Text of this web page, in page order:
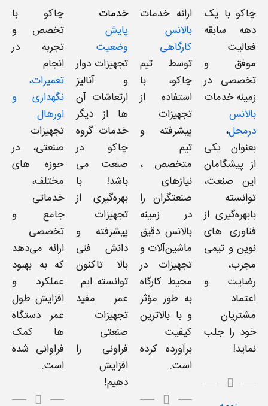
چاکو با یک
دهه سابقه‌
فعالیت
موفق و
تخصصی در
زمینه خدمات
بالانس
درمحل،
بعنوان یکی
از پیشگامان
این صنعت،
توانسته
بابهره‌گیری از
فناوری های
نوین و تیمی
مجرب،
رضایت و
اعتماد
مشتریان
خود را جلب
نماید!
ارائه خدمات
بالانس
کارگاهی
توسط تیم
چاکو، با
استفاده از
تجهیزات
پیشرفته و
تیم
متخصص ،
نیازهای
صنعتگران را
در زمینه
بالانس دقیق
ماشین‌آلات و
تجهیزات در
محیط کارگاه
به طور مؤثر
و با بالاترین
کیفیت
برآورده کرده
است.
خدمات
پایش
وضعیت
تجهیزات دوار
و آنالیز
ارتعاشات آن
ها از دیگر
خدمات گروه
چاکو در
صنعت می
باشد! با
بهره‌گیری از
تجهیزات
پیشرفته و
دانش فنی
بالا تاکنون
توانسته ایم
عمر مفید
تجهیزات
صنعتی
فراونی را
افزایش
دهیم!
چاکو با
تخصص و
تجربه در
انجام
تعمیرات،
نگهداری و
اورهال
تجهیزات
صنعتی، در
حوزه های
مختلف،
خدماتی
جامع و
تخصصی
ارائه می‌دهد
که به بهبود
عملکرد و
افزایش طول
عمر دستگاه
ها کمک
فراوانی شده
است.